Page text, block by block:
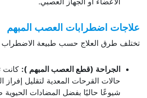
علاجات اضطرابات العصب المبهم
تختلف طرق العلاج حسب طبيعة
الجراحة (قطع العصب المبهم ):
حالات القرحات المعدية لتقليل إفراز
شيوعًا حاليًا بفضل المضادات